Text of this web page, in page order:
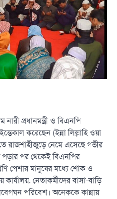
নারী প্রধানমন্ত্রী ও বিএনপি
করেছেন (ইন্না লিল্লাহি ওয়া
রাজশাহীজুড়ে নেমে এসেছে গভীর
পড়ার পর থেকেই বিএনপির
পেশার মানুষের মধ্যে শোক ও
নেতাকর্মীদের বাসা-বাড়ি
পরিবেশ। অনেককে কান্নায়